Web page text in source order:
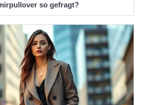
so gefragt?